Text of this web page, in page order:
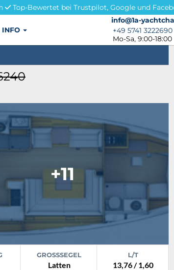
Top-Bewertet bei Trustpilot, Google und
info@1a-
info@1a-
+49 5741 3222690
+49 5741 3222690
Mo-Sa, 9:00-18:00
INFO
+11
GROSSSEGEL
Latten
L/T
13,76 / 1,60